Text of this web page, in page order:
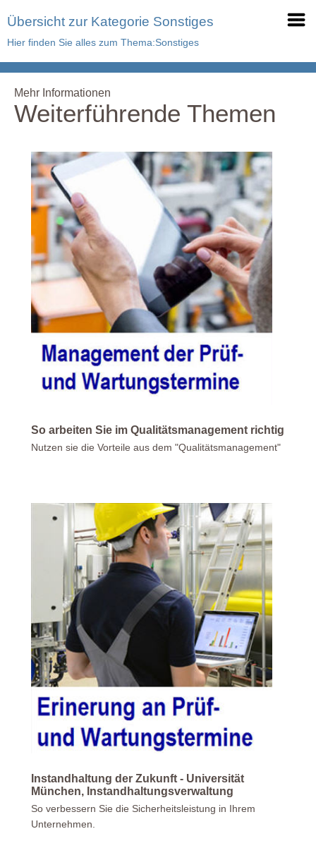
Übersicht zur Kategorie Sonstiges
Hier finden Sie alles zum Thema:Sonstiges
Mehr Informationen
Weiterführende Themen
So arbeiten Sie im Qualitätsmanagement richtig
Nutzen sie die Vorteile aus dem "Qualitätsmanagement"
Instandhaltung der Zukunft - Universität
München, Instandhaltungsverwaltung
So verbessern Sie die Sicherheitsleistung in Ihrem
Unternehmen.